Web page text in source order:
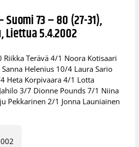
Suomi 73 – 80 (27-31),
5.4.2002
Riikka Terävä 4/1 Noora Kotisaari
Helenius 10/4 Laura Sario
Heta Korpivaara 4/1 Lotta
3/7 Dionne Pounds 7/1 Niina
Pekkarinen 2/1 Jonna Launiainen